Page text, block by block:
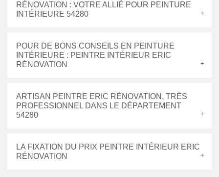
RÉNOVATION : VOTRE ALLIÉ POUR PEINTURE
INTÉRIEURE 54280
POUR DE BONS CONSEILS EN PEINTURE
INTÉRIEURE : PEINTRE INTÉRIEUR ERIC
RÉNOVATION
ARTISAN PEINTRE ERIC RÉNOVATION, TRÈS
PROFESSIONNEL DANS LE DÉPARTEMENT
54280
LA FIXATION DU PRIX PEINTRE INTÉRIEUR ERIC
RÉNOVATION